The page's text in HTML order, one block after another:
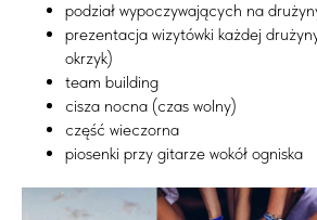
podział wypoczywających na
prezentacja wizytówki każdej
okrzyk)
team building
cisza nocna (czas wolny)
część wieczorna
piosenki przy gitarze wokół ogniska